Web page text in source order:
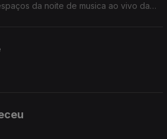
da noite de musica ao vivo da